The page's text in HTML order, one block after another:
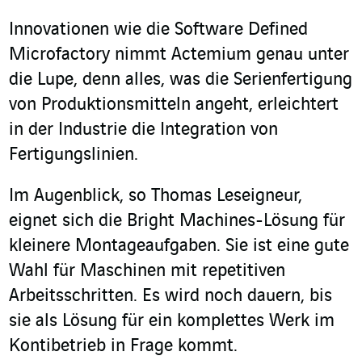
Innovationen wie die Software Defined
Microfactory nimmt Actemium genau unter
die Lupe, denn alles, was die Serienfertigung
von Produktionsmitteln angeht, erleichtert
in der Industrie die Integration von
Fertigungslinien.
Im Augenblick, so Thomas Leseigneur,
eignet sich die Bright Machines-Lösung für
kleinere Montageaufgaben. Sie ist eine gute
Wahl für Maschinen mit repetitiven
Arbeitsschritten. Es wird noch dauern, bis
sie als Lösung für ein komplettes Werk im
Kontibetrieb in Frage kommt.